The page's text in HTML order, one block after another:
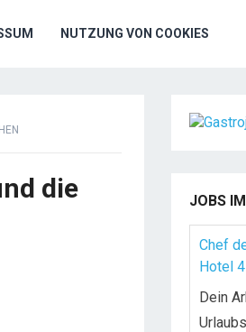
NUTZUNG VON COOKIES
die
JOBS
Chef
Hotel
Dein